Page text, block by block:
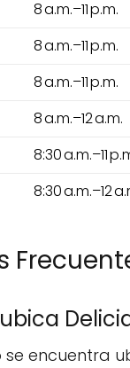
8 a.m.–11 p.m.
8 a.m.–11 p.m.
8 a.m.–11 p.m.
8 a.m.–12 a.m.
8:30 a.m.–11
8:30 a.m.–12
se encuentra